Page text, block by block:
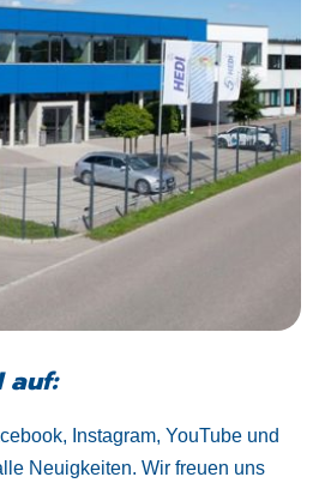
auf:
Instagram, YouTube und
Neuigkeiten. Wir freuen uns